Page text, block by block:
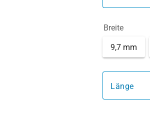
Breite
9,7 mm
Länge